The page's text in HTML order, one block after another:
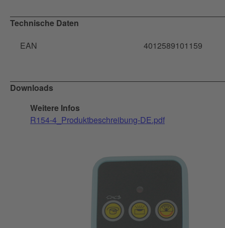
Technische Daten
EAN
4012589101159
Downloads
Weitere Infos
R154-4_Produktbeschreibung-DE.pdf